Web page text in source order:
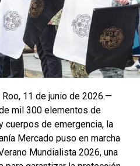
Roo, 11 de junio de 2026.—
mil 300 elementos de
cuerpos de emergencia, la
Mercado puso en marcha
Mundialista 2026, una